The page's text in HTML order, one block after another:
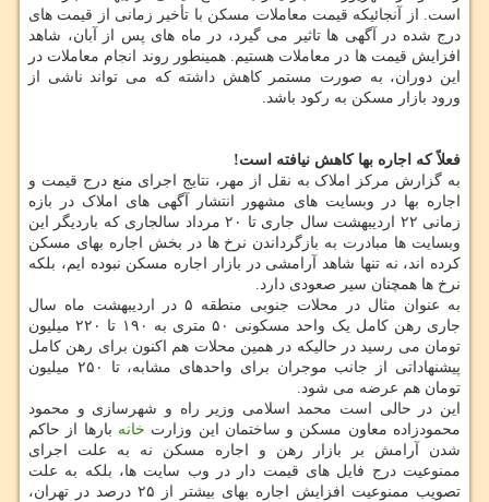
است. از آنجائیکه قیمت معاملات مسکن با تأخیر زمانی از قیمت های
درج شده در آگهی ها تاثیر می گیرد، در ماه های پس از آبان، شاهد
افزایش قیمت ها در معاملات هستیم. همینطور روند انجام معاملات در
این دوران، به صورت مستمر کاهش داشته که می تواند ناشی از
ورود بازار مسکن به رکود باشد.
فعلاً که اجاره بها کاهش نیافته است!
به گزارش مرکز املاک به نقل از مهر، نتایج اجرای منع درج قیمت و
اجاره بها در وبسایت های مشهور انتشار آگهی های املاک در بازه
زمانی ۲۲ اردیبهشت سال جاری تا ۲۰ مرداد سالجاری که باردیگر این
وبسایت ها مبادرت به بازگرداندن نرخ ها در بخش اجاره بهای مسکن
کرده اند، نه تنها شاهد آرامشی در بازار اجاره مسکن نبوده ایم، بلکه
نرخ ها همچنان سیر صعودی دارد.
به عنوان مثال در محلات جنوبی منطقه ۵ در اردیبهشت ماه سال
جاری رهن کامل یک واحد مسکونی ۵۰ متری به ۱۹۰ تا ۲۲۰ میلیون
تومان می رسید در حالیکه در همین محلات هم اکنون برای رهن کامل
پیشنهاداتی از جانب موجران برای واحدهای مشابه، تا ۲۵۰ میلیون
تومان هم عرضه می شود.
این در حالی است محمد اسلامی وزیر راه و شهرسازی و محمود
محمودزاده معاون مسکن و ساختمان این وزارت خانه بارها از حاکم
شدن آرامش بر بازار رهن و اجاره مسکن نه به علت اجرای
ممنوعیت درج فایل های قیمت دار در وب سایت ها، بلکه به علت
تصویب ممنوعیت افزایش اجاره بهای بیشتر از ۲۵ درصد در تهران،